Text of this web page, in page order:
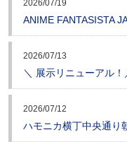
2026/07/19
ANIME FANTASISTA
2026/07/13
＼ 展示リニューアル
2026/07/12
ハモニカ横丁中央通り